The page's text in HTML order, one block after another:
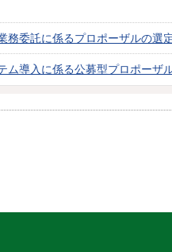
務委託に係るプロポーザルの選
ム導入に係る公募型プロポーザ